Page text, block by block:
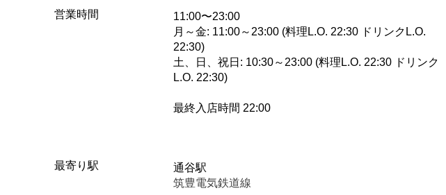
営業時間
11:00〜23:00
月～金: 11:00～23:00 (料理L.O. 22:30 ドリンクL.O.
22:30)
土、日、祝日: 10:30～23:00 (料理L.O. 22:30 ドリンク
L.O. 22:30)
最終入店時間 22:00
最寄り駅
通谷駅
筑豊電気鉄道線